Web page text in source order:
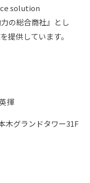
solution
の総合商社』とし
提供しています。
揮
グランドタワー31F